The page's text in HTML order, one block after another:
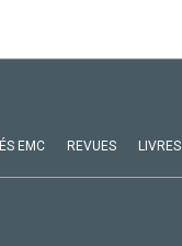
EMC REVUES LIVRES